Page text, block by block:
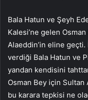
Bala Hatun ve Şeyh
Kalesi’ne gelen
Alaeddin’in eline geçti.
verdiği Bala Hatun ve
yandan kendisini
Osman Bey için Sultan
bu karara tepkisi ne